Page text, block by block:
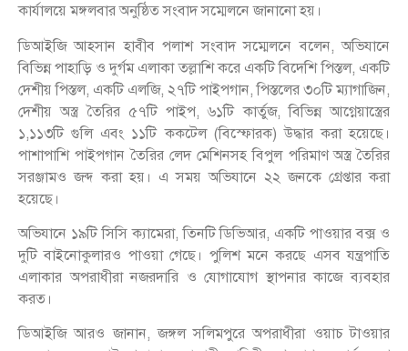
কার্যালয়ে মঙ্গলবার অনুষ্ঠিত সংবাদ সম্মেলনে জানানো হয়।
ডিআইজি আহসান হাবীব পলাশ সংবাদ সম্মেলনে বলেন, অভিযানে
বিভিন্ন পাহাড়ি ও দুর্গম এলাকা তল্লাশি করে একটি বিদেশি পিস্তল, একটি
দেশীয় পিস্তল, একটি এলজি, ২৭টি পাইপগান, পিস্তলের ৩০টি ম্যাগাজিন,
দেশীয় অস্ত্র তৈরির ৫৭টি পাইপ, ৬১টি কার্তুজ, বিভিন্ন আগ্নেয়াস্ত্রের
১,১১৩টি গুলি এবং ১১টি ককটেল (বিস্ফোরক) উদ্ধার করা হয়েছে।
পাশাপাশি পাইপগান তৈরির লেদ মেশিনসহ বিপুল পরিমাণ অস্ত্র তৈরির
সরঞ্জামও জব্দ করা হয়। এ সময় অভিযানে ২২ জনকে গ্রেপ্তার করা
হয়েছে।
অভিযানে ১৯টি সিসি ক্যামেরা, তিনটি ডিভিআর, একটি পাওয়ার বক্স ও
দুটি বাইনোকুলারও পাওয়া গেছে। পুলিশ মনে করছে এসব যন্ত্রপাতি
এলাকার অপরাধীরা নজরদারি ও যোগাযোগ স্থাপনার কাজে ব্যবহার
করত।
ডিআইজি আরও জানান, জঙ্গল সলিমপুরে অপরাধীরা ওয়াচ টাওয়ার